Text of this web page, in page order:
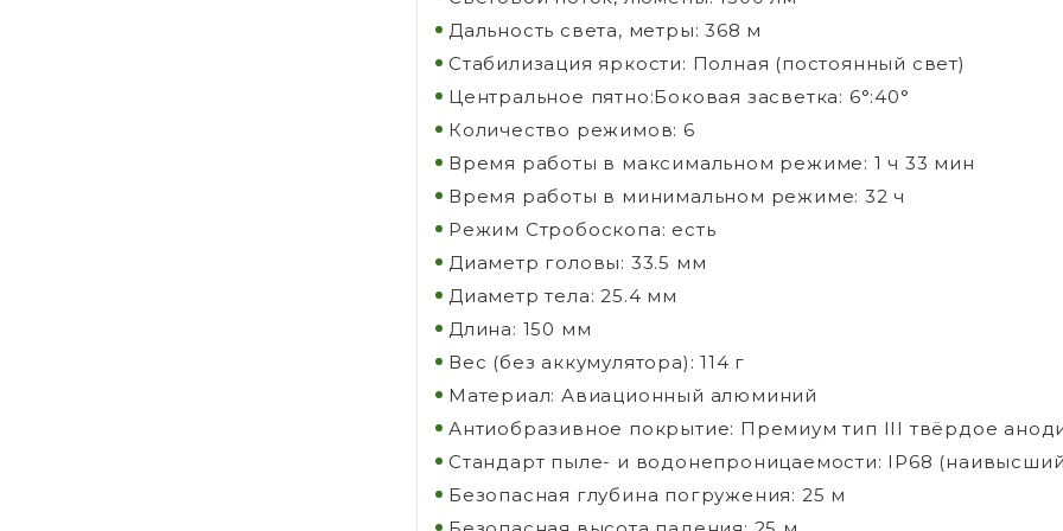
Дальность света, метры: 368 м
Стабилизация яркости: Полная (постоянный свет)
Центральное пятно:Боковая засветка: 6°:40°
Количество режимов: 6
Время работы в максимальном режиме: 1 ч 33 мин
Время работы в минимальном режиме: 32 ч
Режим Стробоскопа: есть
Диаметр головы: 33.5 мм
Диаметр тела: 25.4 мм
Длина: 150 мм
Вес (без аккумулятора): 114 г
Материал: Авиационный алюминий
Антиобразивное покрытие: Премиум тип III твёрдое
Стандарт пыле- и водонепроницаемости: IP68
Безопасная глубина погружения: 25 м